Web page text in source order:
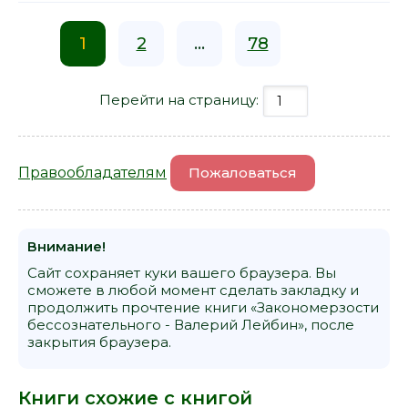
1 2 ... 78
Перейти на страницу:
Правообладателям Пожаловаться
Внимание!
Сайт сохраняет куки вашего браузера. Вы
сможете в любой момент сделать закладку и
продолжить прочтение книги «Закономерзости
бессознательного - Валерий Лейбин», после
закрытия браузера.
Книги схожие с книгой